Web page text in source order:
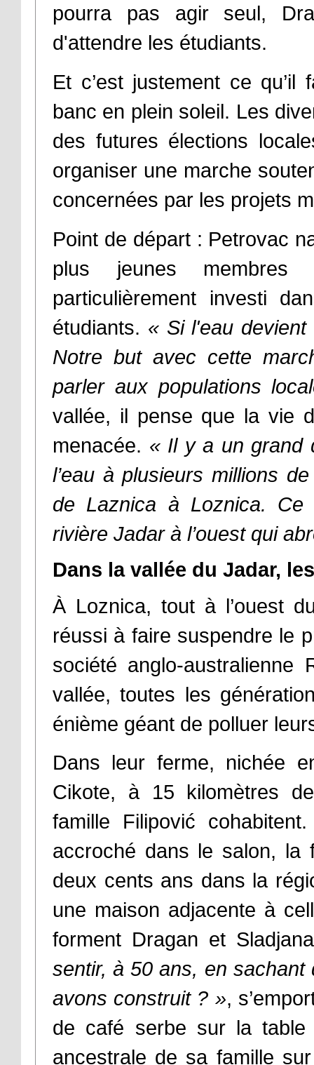
pourra pas agir seul,
d'attendre les étudiants.
Et c’est justement ce
banc en plein soleil. Les
des futures élections
organiser une marche
concernées par les projets
Point de départ : Petrovac
plus jeunes membres
particulièrement investi
étudiants. « Si l'eau
Notre but avec cette
parler aux populations
vallée, il pense que la vie
menacée. « Il y a un grand
l’eau à plusieurs millions
de Laznica à Loznica.
rivière Jadar à l’ouest qui
Dans la vallée du Jadar,
À Loznica, tout à l’ouest
réussi à faire suspendre le
société anglo-
vallée, toutes les
énième géant de polluer
Dans leur ferme, nichée
Cikote, à 15 kilomètres
famille Filipović
accroché dans le salon, la
deux cents ans dans la
une maison adjacente à
forment Dragan et
sentir, à 50 ans, en sachant
avons construit ? »,
de café serbe sur la
ancestrale de sa famille